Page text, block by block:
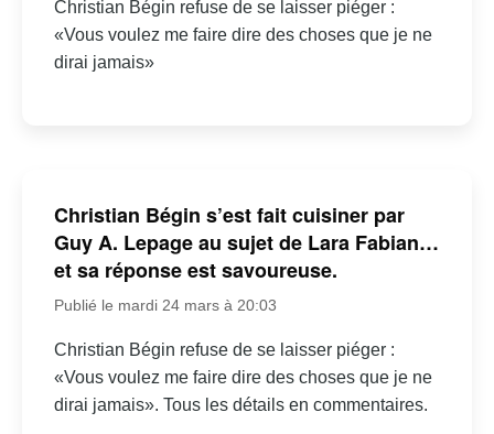
Christian Bégin refuse de se laisser piéger :
«Vous voulez me faire dire des choses que je ne
dirai jamais»
Christian Bégin s’est fait cuisiner par
Guy A. Lepage au sujet de Lara Fabian…
et sa réponse est savoureuse.
Publié le mardi 24 mars à 20:03
Christian Bégin refuse de se laisser piéger :
«Vous voulez me faire dire des choses que je ne
dirai jamais». Tous les détails en commentaires.